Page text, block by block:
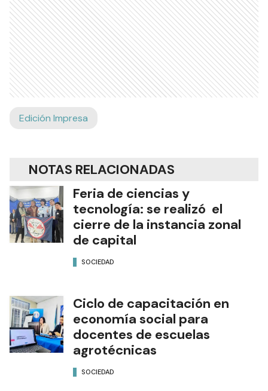
Edición Impresa
NOTAS RELACIONADAS
Feria de ciencias y
tecnología: se realizó el
cierre de la instancia zonal
de capital
SOCIEDAD
Ciclo de capacitación en
economía social para
docentes de escuelas
agrotécnicas
SOCIEDAD